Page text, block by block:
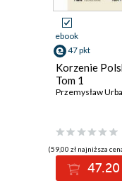
ebook
47 pkt
Korzenie
Tom 1
Przemysław
(59,00 zł najniższa
47.20